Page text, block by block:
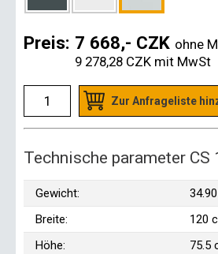
Preis: 7 668,- CZK ohne
9 278,28 CZK mit MwSt
Zur Anfrageliste
Technische parameter CS
Gewicht:
Breite:
120
Höhe:
75.5